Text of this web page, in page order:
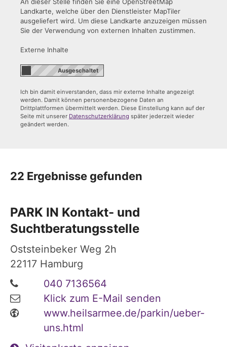
Landkarte, welche über den Dienstleister MapTiler
ausgeliefert wird. Um diese Landkarte anzuzeigen müssen
Sie der Verwendung von externen Inhalten zustimmen.
Externe Inhalte
Ich bin damit einverstanden, dass mir externe Inhalte angezeigt
werden. Damit können personenbezogene Daten an
Drittplattformen übermittelt werden. Diese Einstellung kann auf der
Seite mit unserer Datenschutzerklärung später jederzeit wieder
geändert werden.
22 Ergebnisse gefunden
PARK IN Kontakt- und
Suchtberatungsstelle
Oststeinbeker Weg 2h
22117 Hamburg
040 7136564
Klick zum E-Mail senden
www.heilsarmee.de/parkin/ueber-
uns.html